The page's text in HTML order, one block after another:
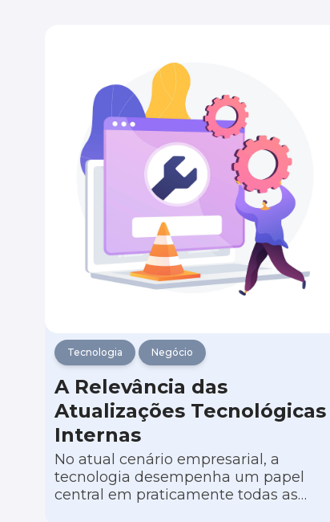
aumentar a eficiência da
produtividade.
Tecnologia Negócio
A Relevância das
Atualizações Tecnológicas
Internas
No atual cenário empresarial, a
tecnologia desempenha um papel
central em praticamente todas as